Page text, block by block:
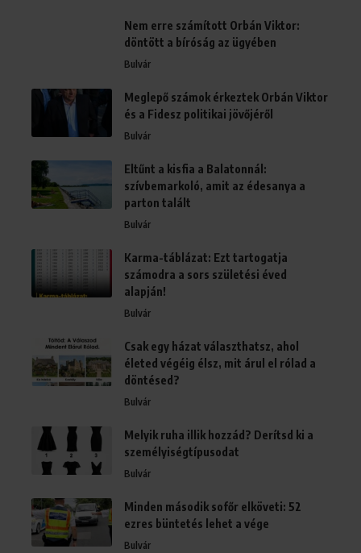
Nem erre számított Orbán Viktor:
döntött a bíróság az ügyében
Bulvár
Meglepő számok érkeztek Orbán Viktor
és a Fidesz politikai jövőjéről
Bulvár
Eltűnt a kisfia a Balatonnál:
szívbemarkoló, amit az édesanya a
parton talált
Bulvár
Karma-táblázat: Ezt tartogatja
számodra a sors születési éved
alapján!
Bulvár
Csak egy házat választhatsz, ahol
életed végéig élsz, mit árul el rólad a
döntésed?
Bulvár
Melyik ruha illik hozzád? Derítsd ki a
személyiségtípusodat
Bulvár
Minden második sofőr elköveti: 52
ezres büntetés lehet a vége
Bulvár